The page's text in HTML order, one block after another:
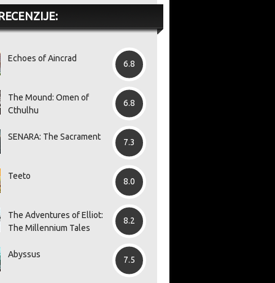
Echoes of Aincrad
6.8
The Mound: Omen of
Cthulhu
6.8
SENARA: The Sacrament
7.3
Teeto
8.0
The Adventures of Elliot:
The Millennium Tales
8.2
Abyssus
7.5